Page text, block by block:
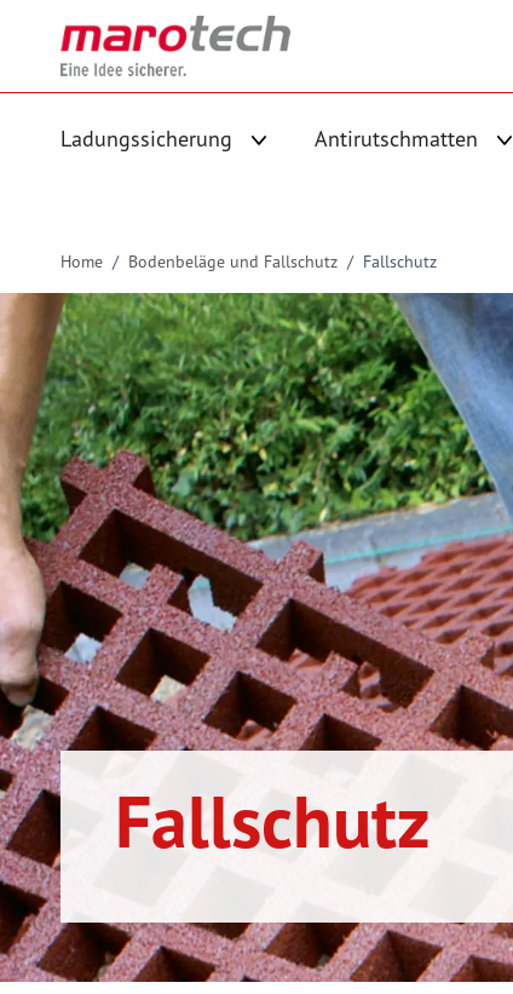
Ladungssicherung Antirutschmatten
Home / Bodenbeläge und Fallschutz / Fallschutz
Fallschutz